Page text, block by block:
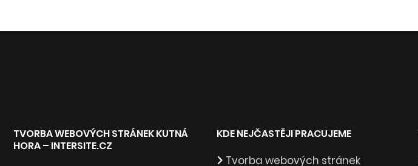
TVORBA WEBOVÝCH STRÁNEK KUTNÁ
HORA – INTERSITE.CZ
KDE NEJČASTĚJI PRACUJEME
Tvorba webových stránek